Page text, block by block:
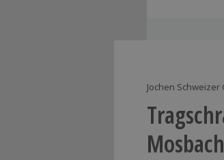
Jochen Schweizer